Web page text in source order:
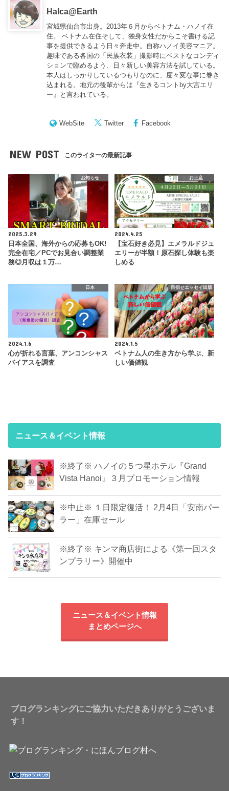
Halca@Earth
宮城県仙台市出身。2013年６月からベトナム・ハノイ在
住。 ベトナム在住そして、独身女性だからこそ書ける記
事を提供できるよう日々奔走中。自称ハノイ美容マニア。
趣味である各国の「民族衣装」撮影時にベストなコンディ
ションで臨めるよう、日々新しい美容方法を試している。
本人はしっかりしているつもりなのに、度々変な事に巻き
込まれる。地元の後輩からは『生きるコントby大宮エリ
ー 』と言われている。
WebSite Twitter Facebook
NEW POST このライターの最新記事
お知らせ
2025.3.29
日本全国、海外からの応募もOK!
完全在宅／PCでお見合い調整業
務◎月収は１万…
お土産
2024.4.25
【宝石好き必見】エメラルドジュ
エリーが半額！原石探し体験も楽
しめる
日本
2024.1.6
心が折れる言葉、アンコンシャス
バイアスを調査
目指せエッセイ出版
2024.1.5
ベトナム人の生き方から学ぶ、新
しい価値観
ニュース＆イベント情報
※終了※ ハノイの５つ星ホテル『Grand
Vista Hanoi』３月プロモーション情報
※中止※ １日限定復活！ 2月4日「安南パー
ラー」在庫セール
※終了※ キンマ商店街による《第一回スタ
ンプラリー》開催中
ニュース＆イベント情報
まとめページへ
ブログランキングにご協力いただきありがとうございま
す！